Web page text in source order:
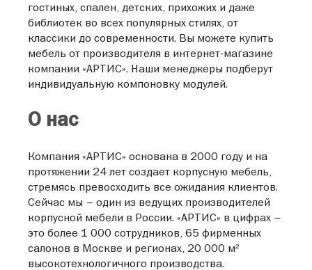
+7 (487) 233-70-91
МЦ Мебель Молл
село Осиновая гора 2, (1-й этаж) МЦ «Мебель Молл»
+7 (4872) 250-515
МЦ «Парус»
300041, ул. Коминтерна, 24 в (1 этаж)
+7 (4872) 25-19-25
ул. Бутакова, д.4, 4 этаж, подиум II.Т.4.41/5
+7 (499) 968-44-36
ТРЦ Мега Молл
428000, ул. Калинина, 105а (4 этаж)
+7 (8352) 367-316
МЦ Комод
гостиных, спален, детских, прихожих и даже
библиотек во всех популярных стилях, от
классики до современности. Вы можете купить
мебель от производителя в интернет-магазине
компании «АРТИС». Наши менеджеры подберут
индивидуальную компоновку модулей.
О нас
Компания «АРТИС» основана в 2000 году и на
протяжении 24 лет создает корпусную мебель,
стремясь превосходить все ожидания клиентов.
Сейчас мы – один из ведущих производителей
корпусной мебели в России. «АРТИС» в цифрах –
это более 1 000 сотрудников, 65 фирменных
салонов в Москве и регионах, 20 000 м²
высокотехнологичного производства.